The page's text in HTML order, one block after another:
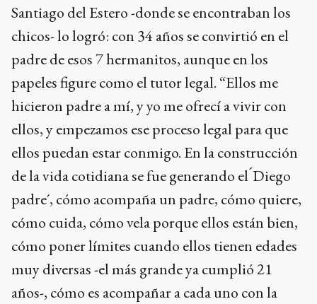
Santiago del Estero -donde se encontraban los
chicos- lo logró: con 34 años se convirtió en el
padre de esos 7 hermanitos, aunque en los
papeles figure como el tutor legal. “Ellos me
hicieron padre a mí, y yo me ofrecí a vivir con
ellos, y empezamos ese proceso legal para que
ellos puedan estar conmigo. En la construcción
de la vida cotidiana se fue generando el ́Diego
padre´, cómo acompaña un padre, cómo quiere,
cómo cuida, cómo vela porque ellos están bien,
cómo poner límites cuando ellos tienen edades
muy diversas -el más grande ya cumplió 21
años-, cómo es acompañar a cada uno con la